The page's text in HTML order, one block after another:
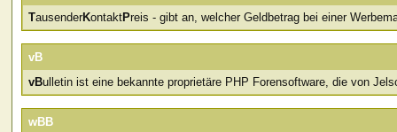
TausenderKontaktPreis - gibt an, welcher Geldbetrag bei einer
vB
vBulletin ist eine bekannte proprietäre PHP Forensoftware, die von
wBB